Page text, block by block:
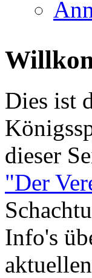
Dies ist
dieser
"Der
Info's